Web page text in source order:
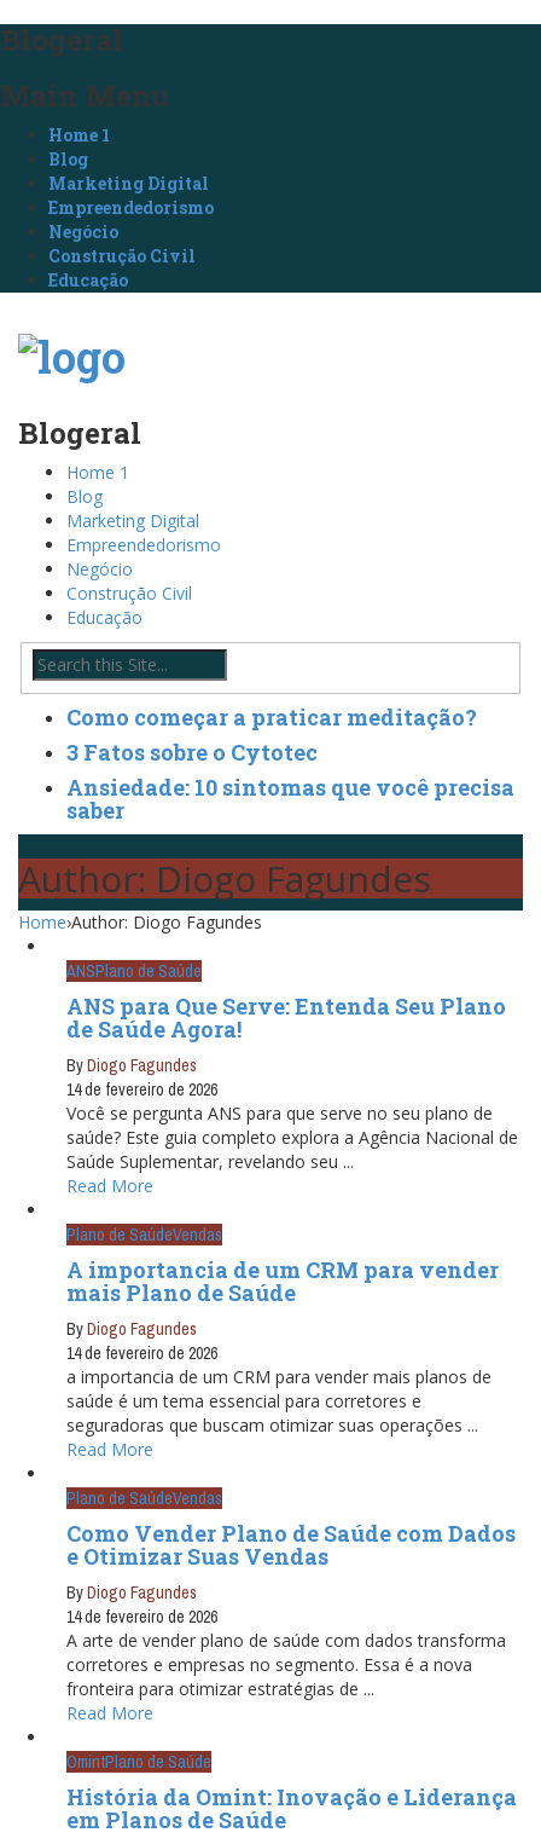
Blogeral
Main Menu
Home 1
Blog
Marketing Digital
Empreendedorismo
Negócio
Construção Civil
Educação
Blogeral
Home 1
Blog
Marketing Digital
Empreendedorismo
Negócio
Construção Civil
Educação
Como começar a praticar meditação?
3 Fatos sobre o Cytotec
Ansiedade: 10 sintomas que você precisa
saber
Author: Diogo Fagundes
Home›Author: Diogo Fagundes
ANSPlano de Saúde
ANS para Que Serve: Entenda Seu Plano
de Saúde Agora!
ByDiogo Fagundes
14 de fevereiro de 2026
Você se pergunta ANS para que serve no seu plano de
saúde? Este guia completo explora a Agência Nacional de
Saúde Suplementar, revelando seu ...
Read More
Plano de SaúdeVendas
A importancia de um CRM para vender
mais Plano de Saúde
ByDiogo Fagundes
14 de fevereiro de 2026
a importancia de um CRM para vender mais planos de
saúde é um tema essencial para corretores e
seguradoras que buscam otimizar suas operações ...
Read More
Plano de SaúdeVendas
Como Vender Plano de Saúde com Dados
e Otimizar Suas Vendas
ByDiogo Fagundes
14 de fevereiro de 2026
A arte de vender plano de saúde com dados transforma
corretores e empresas no segmento. Essa é a nova
fronteira para otimizar estratégias de ...
Read More
OmintPlano de Saúde
História da Omint: Inovação e Liderança
em Planos de Saúde